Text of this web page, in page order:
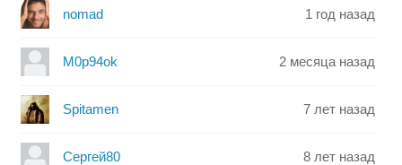
nomad 1 год назад
M0p94ok 2 месяца назад
Spitamen 7 лет назад
Сергей80 8 лет назад